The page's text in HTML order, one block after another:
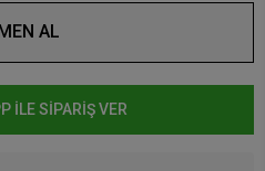
AL
İLE SİPARİŞ VER